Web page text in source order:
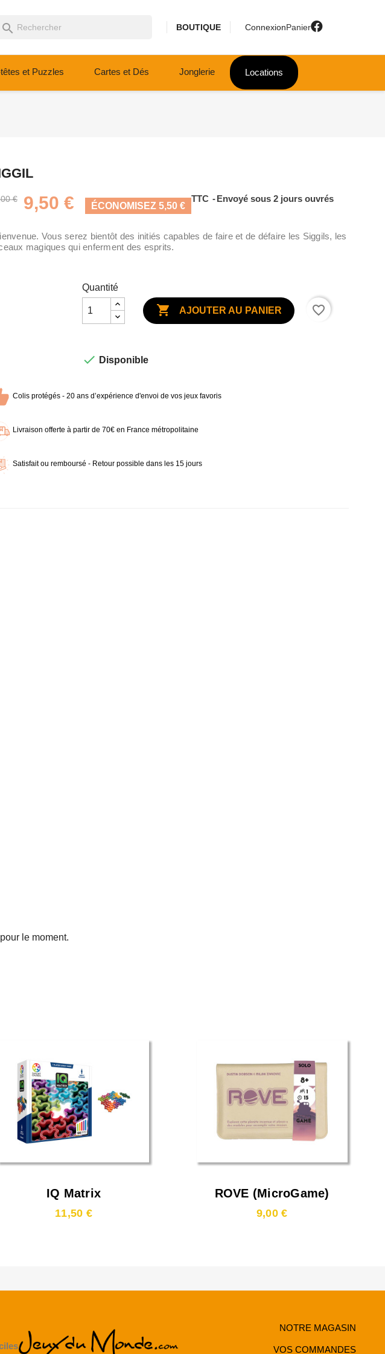
search BOUTIQUE ConnexionPanier
et Puzzles Cartes et Dés Jonglerie Locations
€ 9,50 € ÉCONOMISEZ 5,50 €
TTC Envoyé sous 2 jours ouvrés
Vous serez bientôt des initiés capables de faire et de défaire les Siggils, les
magiques qui enferment des esprits.
Quantité
 AJOUTER AU PANIER favorite_border
 Disponible
Colis protégés - 20 ans d’expérience d'envoi de vos jeux favoris
Livraison offerte à partir de 70€ en France métropolitaine
Satisfait ou remboursé - Retour possible dans les 15 jours
le moment.
IQ Matrix
11,50 €
ROVE (MicroGame)
9,00 €
NOTRE MAGASIN
VOS COMMANDES